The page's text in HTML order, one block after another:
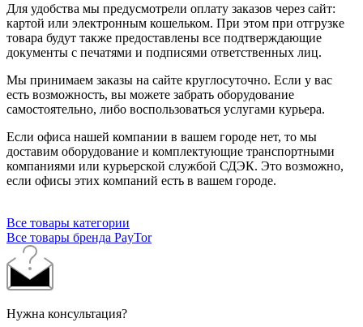
Для удобства мы предусмотрели оплату заказов через сайт:
картой или электронным кошельком. При этом при отгрузке
товара будут также предоставлены все подтверждающие
документы с печатями и подписями ответственных лиц.
Мы принимаем заказы на сайте круглосуточно. Если у вас
есть возможность, вы можете забрать оборудование
самостоятельно, либо воспользоваться услугами курьера.
Если офиса нашей компании в вашем городе нет, то мы
доставим оборудование и комплектующие транспортными
компаниями или курьерской службой СДЭК. Это возможно,
если офисы этих компаний есть в вашем городе.
Все товары категории
Все товары бренда PayTor
Нужна консультация?